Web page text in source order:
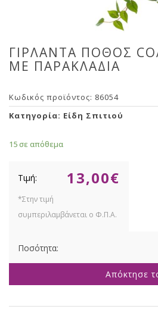
ΓΙΡΛΑΝΤΑ ΠΟΘΟΣ
ΜΕ ΠΑΡΑΚΛΑΔΙΑ
Κωδικός προϊόντος: 86054
Κατηγορία: Είδη Σπιτιού
15 σε απόθεμα
13,00€
Απόκτησε